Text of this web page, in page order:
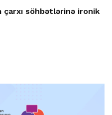
çarxı söhbətlərinə ironik